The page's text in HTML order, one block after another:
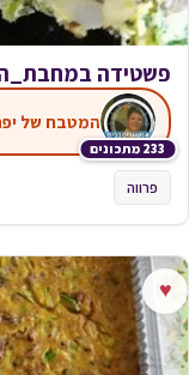
פשטידה
233 מתכונים
המטבח של
פרווה
♥